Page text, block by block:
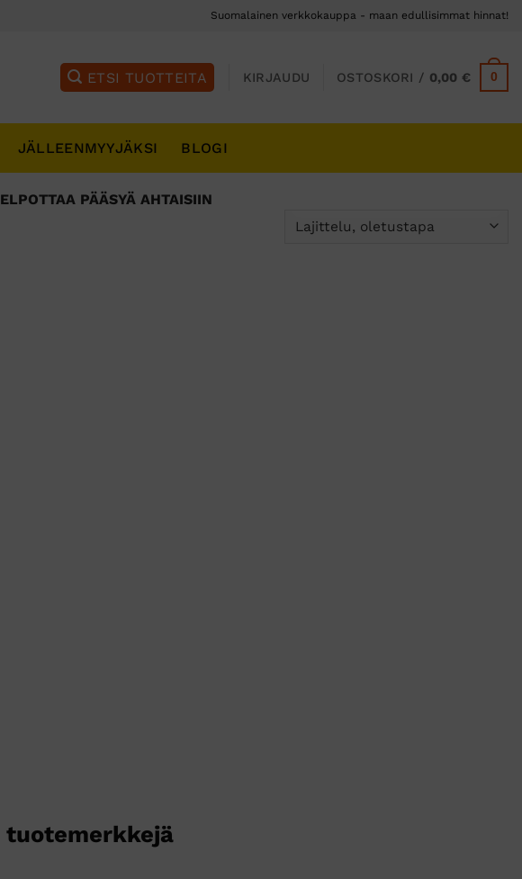
Suomalainen verkkokauppa - maan edullisimmat hinnat!
KIRJAUDU OSTOSKORI / 0,00€ 0
JÄLLEENMYYJÄKSI BLOGI
PÄÄSYÄ AHTAISIIN
tuotemerkkejä